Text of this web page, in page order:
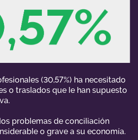
(30,57%) ha necesitado
o traslados que le han supuesto
problemas de conciliación
o grave a su economía.